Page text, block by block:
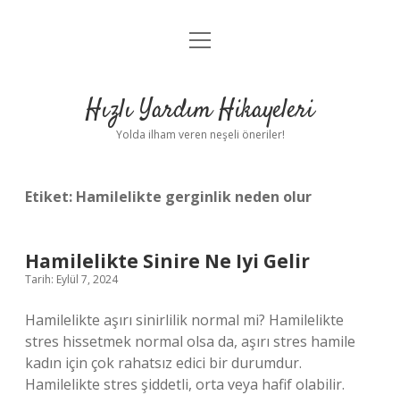
Anasayfa
Yasal Uyarı
menüyü
Hızlı Yardım Hikayeleri
Yolda ilham veren neşeli öneriler!
Etiket: Hamilelikte gerginlik neden olur
Hamilelikte Sinire Ne Iyi Gelir
Tarih: Eylül 7, 2024
Hamilelikte aşırı sinirlilik normal mi? Hamilelikte
stres hissetmek normal olsa da, aşırı stres hamile
kadın için çok rahatsız edici bir durumdur.
Hamilelikte stres şiddetli, orta veya hafif olabilir.